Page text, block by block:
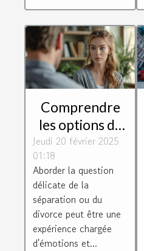
Comprendre
les options de
divorce et
séparation
avec un avocat
spécialisé
Jeudi 20 février 2025
01:18
Aborder la question
délicate de la
séparation ou du
divorce peut être une
expérience chargée
d'émotions et...